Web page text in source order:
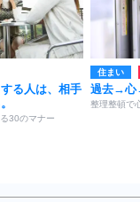
る人は、相手
30のマナー
住まい
過去→心
整理整頓で